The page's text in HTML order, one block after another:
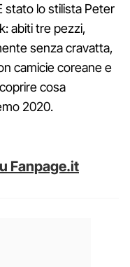
stato lo stilista Peter
abiti tre pezzi,
senza cravatta,
camicie coreane e
cosa
2020.
Fanpage.it